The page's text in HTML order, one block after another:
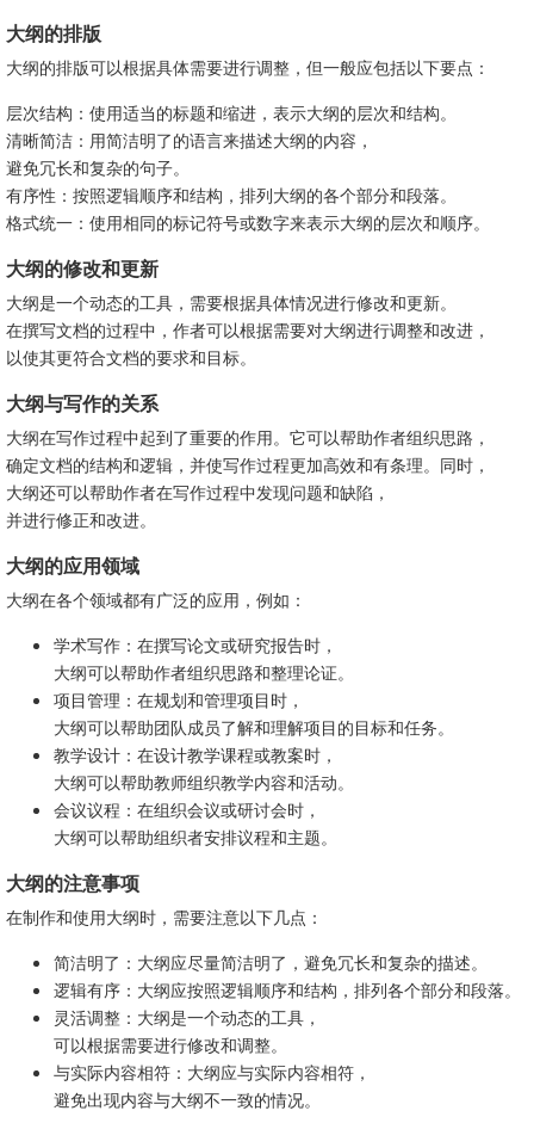
大纲的排版
大纲的排版可以根据具体需要进行调整，但一般应包括以下要点：
层次结构：使用适当的标题和缩进，表示大纲的层次和结构。
清晰简洁：用简洁明了的语言来描述大纲的内容，
避免冗长和复杂的句子。
有序性：按照逻辑顺序和结构，排列大纲的各个部分和段落。
格式统一：使用相同的标记符号或数字来表示大纲的层次和顺序。
大纲的修改和更新
大纲是一个动态的工具，需要根据具体情况进行修改和更新。
在撰写文档的过程中，作者可以根据需要对大纲进行调整和改进，
以使其更符合文档的要求和目标。
大纲与写作的关系
大纲在写作过程中起到了重要的作用。它可以帮助作者组织思路，
确定文档的结构和逻辑，并使写作过程更加高效和有条理。同时，
大纲还可以帮助作者在写作过程中发现问题和缺陷，
并进行修正和改进。
大纲的应用领域
大纲在各个领域都有广泛的应用，例如：
学术写作：在撰写论文或研究报告时，
大纲可以帮助作者组织思路和整理论证。
项目管理：在规划和管理项目时，
大纲可以帮助团队成员了解和理解项目的目标和任务。
教学设计：在设计教学课程或教案时，
大纲可以帮助教师组织教学内容和活动。
会议议程：在组织会议或研讨会时，
大纲可以帮助组织者安排议程和主题。
大纲的注意事项
在制作和使用大纲时，需要注意以下几点：
简洁明了：大纲应尽量简洁明了，避免冗长和复杂的描述。
逻辑有序：大纲应按照逻辑顺序和结构，排列各个部分和段落。
灵活调整：大纲是一个动态的工具，
可以根据需要进行修改和调整。
与实际内容相符：大纲应与实际内容相符，
避免出现内容与大纲不一致的情况。